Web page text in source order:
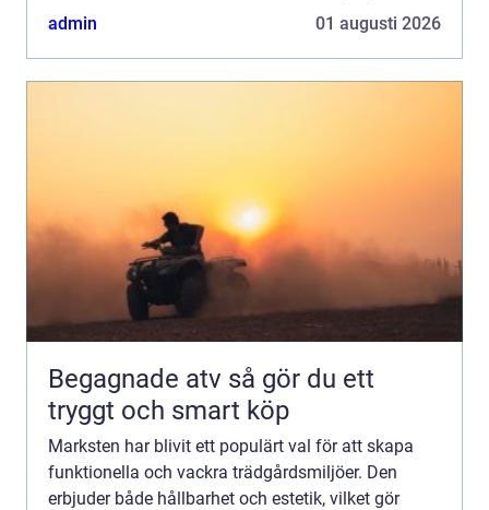
admin
01 augusti 2026
Begagnade atv så gör du ett
tryggt och smart köp
Marksten har blivit ett populärt val för att skapa
funktionella och vackra trädgårdsmiljöer. Den
erbjuder både hållbarhet och estetik, vilket gör